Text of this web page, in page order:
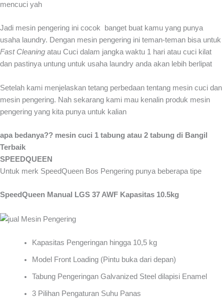
mencuci yah
Jadi mesin pengering ini cocok banget buat kamu yang punya
usaha laundry. Dengan mesin pengering ini teman-teman bisa untuk
Fast Cleaning atau Cuci dalam jangka waktu 1 hari atau cuci kilat
dan pastinya untung untuk usaha laundry anda akan lebih berlipat
Setelah kami menjelaskan tetang perbedaan tentang mesin cuci dan
mesin pengering. Nah sekarang kami mau kenalin produk mesin
pengering yang kita punya untuk kalian
apa bedanya?? mesin cuci 1 tabung atau 2 tabung di Bangil
Terbaik
SPEEDQUEEN
Untuk merk SpeedQueen Bos Pengering punya beberapa tipe
SpeedQueen Manual LGS 37 AWF Kapasitas 10.5kg
Kapasitas Pengeringan hingga 10,5 kg
Model Front Loading (Pintu buka dari depan)
Tabung Pengeringan Galvanized Steel dilapisi Enamel
3 Pilihan Pengaturan Suhu Panas